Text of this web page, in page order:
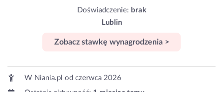
Doświadczenie: brak
Lublin
Zobacz stawkę wynagrodzenia >
W Niania.pl od czerwca 2026